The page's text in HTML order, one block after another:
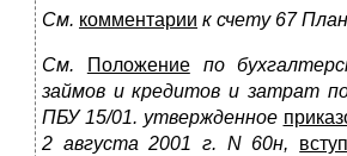
См. комментарии к счету 67
См. Положениепо
займов и кредитов и затрат
ПБУ 15/01. утвержденное
2 августа 2001 г. N 60н,